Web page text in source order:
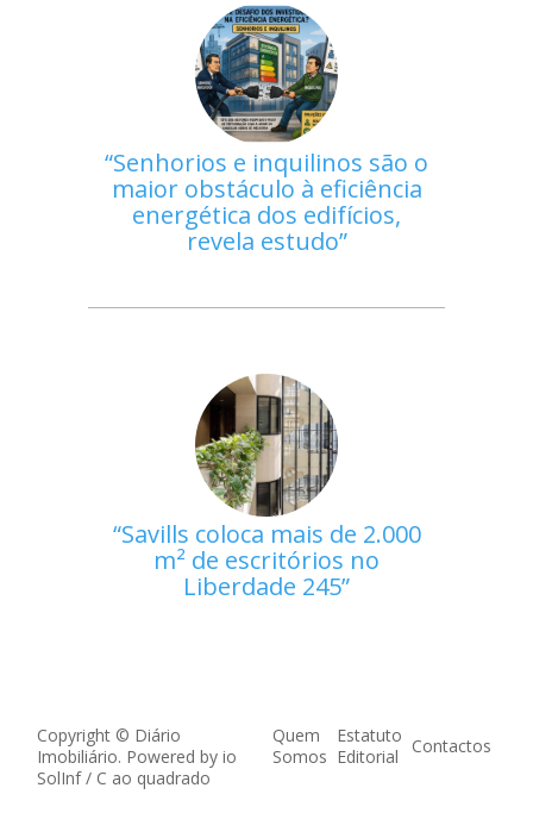
Senhorios e inquilinos são o
maior obstáculo à eficiência
energética dos edifícios,
revela estudo
Savills coloca mais de 2.000
m² de escritórios no
Liberdade 245
Copyright © Diário
Imobiliário. Powered by io
SolInf/ C ao quadrado
Quem
Somos
Estatuto
Editorial
Contactos